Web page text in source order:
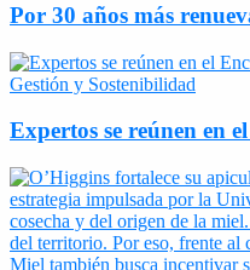
Por 30 años más
Gestión y Sostenibilidad
Expertos se reúnen en